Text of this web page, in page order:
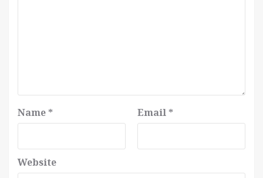
Name * Email *
Website